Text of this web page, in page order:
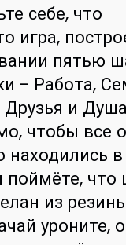
себе, что
игра,
пятью
- Работа,
Друзья и
чтобы все
находились в
поймёте, что
из
уроните,